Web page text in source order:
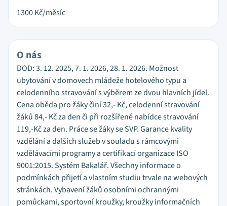
1300Kč/měsíc
O nás
DOD: 3. 12. 2025, 7. 1. 2026, 28. 1. 2026. Možnost
ubytování v domovech mládeže hotelového typu a
celodenního stravování s výběrem ze dvou hlavních jídel.
Cena oběda pro žáky činí 32,- Kč, celodenní stravování
žáků 84,- Kč za den či při rozšířené nabídce stravování
119,-Kč za den. Práce se žáky se SVP. Garance kvality
vzdělání a dalších služeb v souladu s rámcovými
vzdělávacími programy a certifikací organizace ISO
9001:2015. Systém Bakalář. Všechny informace o
podmínkách přijetí a vlastním studiu trvale na webových
stránkách. Vybavení žáků osobními ochrannými
pomůckami, sportovní kroužky, kroužky informačních